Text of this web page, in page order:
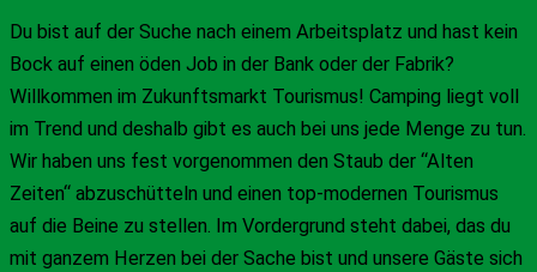
Du bist auf der Suche nach einem Arbeitsplatz und hast kein
Bock auf einen öden Job in der Bank oder der Fabrik?
Willkommen im Zukunftsmarkt Tourismus! Camping liegt voll
im Trend und deshalb gibt es auch bei uns jede Menge zu tun.
Wir haben uns fest vorgenommen den Staub der “Alten
Zeiten“ abzuschütteln und einen top-modernen Tourismus
auf die Beine zu stellen. Im Vordergrund steht dabei, das du
mit ganzem Herzen bei der Sache bist und unsere Gäste sich